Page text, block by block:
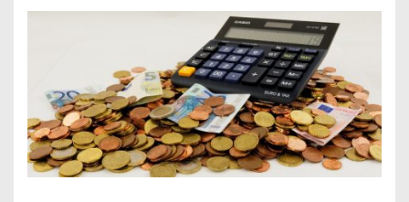
jeden
erfahren
Sie
es